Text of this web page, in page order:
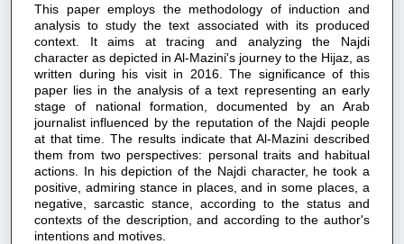
This paper employs the methodology of induction and
analysis to study the text associated with its produced
context. It aims at tracing and analyzing the Najdi
character as depicted in Al-Mazini's journey to the Hijaz, as
written during his visit in 2016. The significance of this
paper lies in the analysis of a text representing an early
stage of national formation, documented by an Arab
journalist influenced by the reputation of the Najdi people
at that time. The results indicate that Al-Mazini described
them from two perspectives: personal traits and habitual
actions. In his depiction of the Najdi character, he took a
positive, admiring stance in places, and in some places, a
negative, sarcastic stance, according to the status and
contexts of the description, and according to the author's
intentions and motives.